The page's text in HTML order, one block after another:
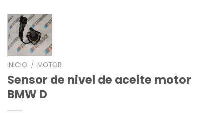
INICIO / MOTOR
Sensor de nivel de aceite motor
BMW D